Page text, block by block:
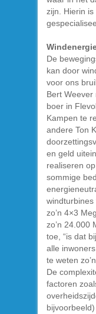
zijn. Hierin
De
kan door
voor ons
Bert
boer in
Kampen te
andere Ton
en geld
realiseren
sommige
zo’n 4×3
zo’n 24.000
toe, “is dat
alle
te weten
De
factoren